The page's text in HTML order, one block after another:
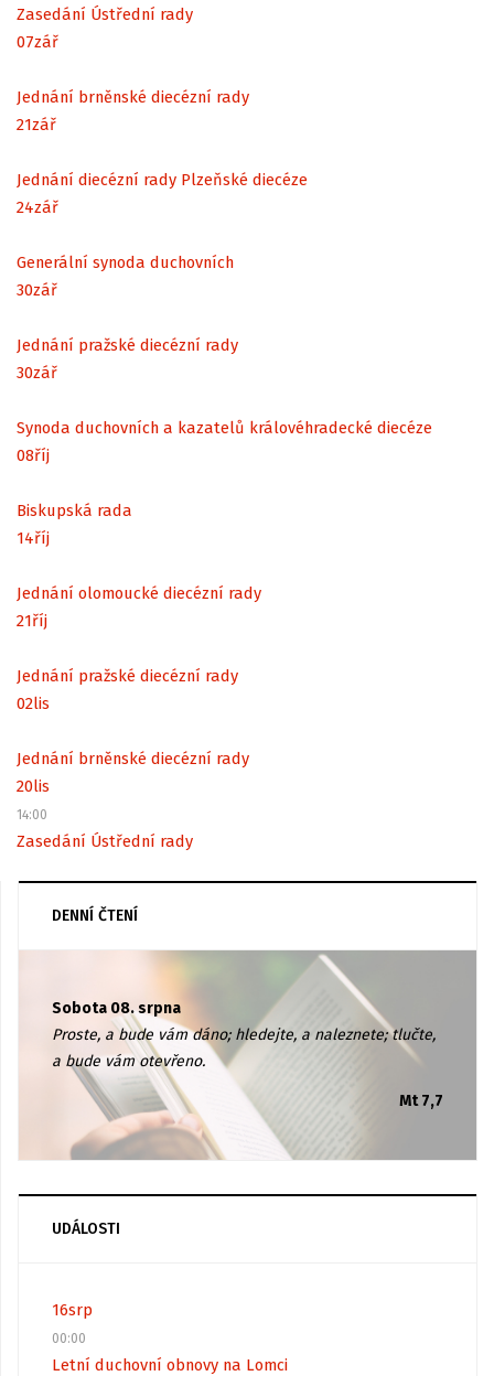
Zasedání Ústřední rady
07zář
Jednání brněnské diecézní rady
21zář
Jednání diecézní rady Plzeňské diecéze
24zář
Generální synoda duchovních
30zář
Jednání pražské diecézní rady
30zář
Synoda duchovních a kazatelů královéhradecké diecéze
08říj
Biskupská rada
14říj
Jednání olomoucké diecézní rady
21říj
Jednání pražské diecézní rady
02lis
Jednání brněnské diecézní rady
20lis
14:00
Zasedání Ústřední rady
DENNÍ ČTENÍ
Sobota 08. srpna
Proste, a bude vám dáno; hledejte, a naleznete; tlučte,
a bude vám otevřeno.
Mt 7,7
UDÁLOSTI
16srp
00:00
Letní duchovní obnovy na Lomci